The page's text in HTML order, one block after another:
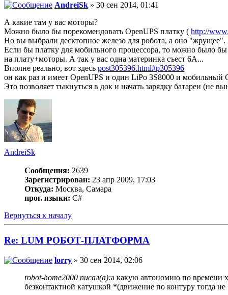
AndreiSk » 30 сен 2014, 01:41
А какие там у вас моторы?
Можно было бы порекомендовать OpenUPS платку ( http://
Но вы выбрали десктопное железо для робота, а оно "жрущее".
Если бы платку для мобильного процессора, то можно было
на плату+моторы. А так у вас одна материнка съест 6А...
Вполне реально, вот здесь post305396.html#p305396
он как раз и имеет OpenUPS и один LiPo 3S8000 и
Это позволяет тыкнуться в док и начать зарядку батареи (не
AndreiSk
Сообщения: 2639
Зарегистрирован: 23 апр 2009, 17:03
Откуда: Москва, Самара
прог. языки: C#
Вернуться к началу
Re: LUM РОБОТ-ПЛАТФОРМА
lorry » 30 сен 2014, 02:06
robot-home2000 писал(а):а какую автономию по времени
безконтактной катушкой *(движение по контуру тогда